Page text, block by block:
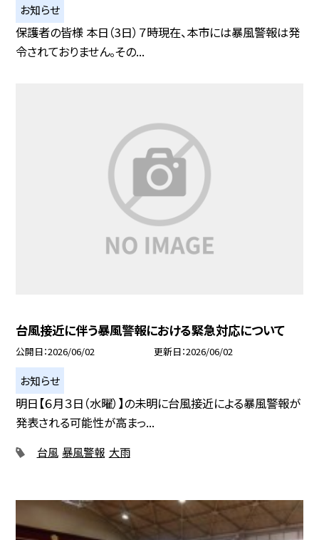
お知らせ
保護者の皆様 本日（3日）７時現在、本市には暴風警報は発
令されておりません。その...
台風接近に伴う暴風警報における緊急対応について
公開日 2026/06/02 更新日 2026/06/02
お知らせ
明日【６月３日（水曜）】の未明に台風接近による暴風警報が
発表される可能性が高まっ...
台風 暴風警報 大雨